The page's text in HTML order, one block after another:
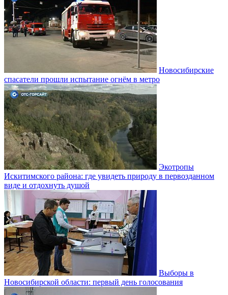
Новосибирские
спасатели прошли испытание огнём в метро
Экотропы
Искитимского района: где увидеть природу в первозданном
виде и отдохнуть душой
Выборы в
Новосибирской области: первый день голосования